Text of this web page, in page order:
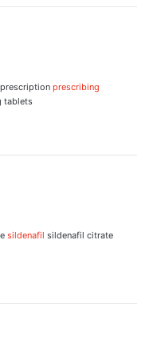
prescribing
tablets
sildenafil sildenafil citrate